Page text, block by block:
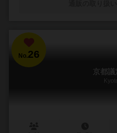
No.26
京都議